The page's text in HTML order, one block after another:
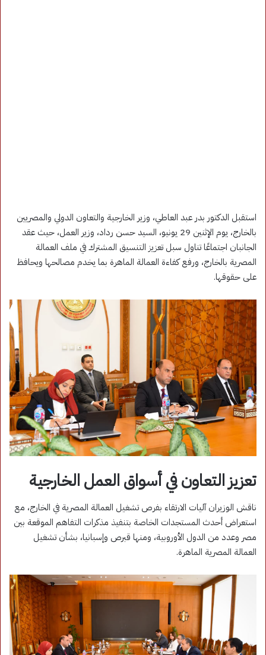
استقبل الدكتور بدر عبد العاطي، وزير الخارجية والتعاون الدولي والمصريين
بالخارج، يوم الإثنين 29 يونيو، السيد حسن رداد، وزير العمل، حيث عقد
الجانبان اجتماعًا تناول سبل تعزيز التنسيق المشترك في ملف العمالة
المصرية بالخارج، ورفع كفاءة العمالة الماهرة بما يخدم مصالحها ويحافظ
على حقوقها.
تعزيز التعاون في أسواق العمل الخارجية
ناقش الوزيران آليات الارتقاء بفرص تشغيل العمالة المصرية في الخارج، مع
استعراض أحدث المستجدات الخاصة بتنفيذ مذكرات التفاهم الموقعة بين
مصر وعدد من الدول الأوروبية، ومنها قبرص وإسبانيا، بشأن تشغيل
العمالة المصرية الماهرة.